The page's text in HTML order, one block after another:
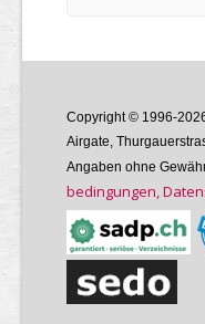
Copyright © 1996-
Airgate,
Angaben ohne
bedin­gungen,